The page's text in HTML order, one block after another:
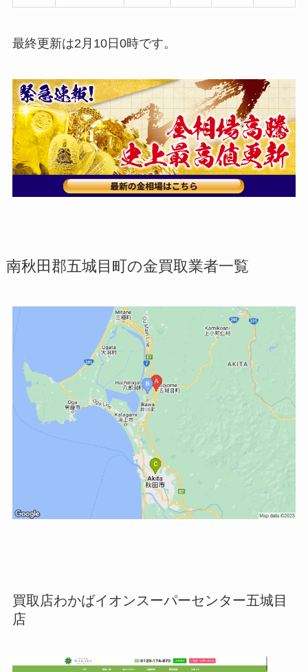
最終更新は2月10日0時です。
南秋田郡五城目町の金買取業者一覧
買取店わかばイオンスーパーセンター五城目
店